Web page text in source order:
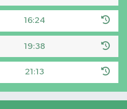
16:24
19:38
21:13